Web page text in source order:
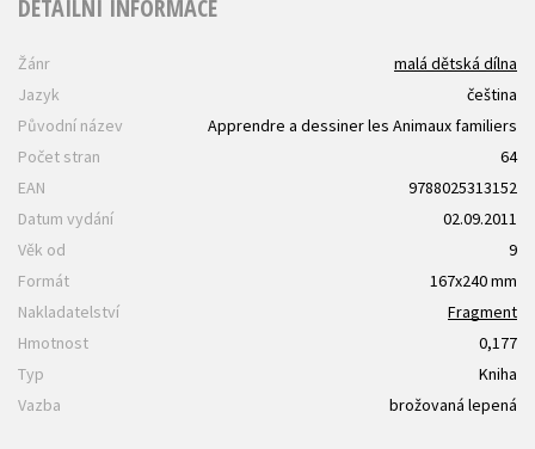
DETAILNÍ INFORMACE
Žánr
malá dětská dílna
Jazyk
čeština
Původní název
Apprendre a dessiner les Animaux familiers
Počet stran
64
EAN
9788025313152
Datum vydání
02.09.2011
Věk od
9
Formát
167x240 mm
Nakladatelství
Fragment
Hmotnost
0,177
Typ
Kniha
Vazba
brožovaná lepená